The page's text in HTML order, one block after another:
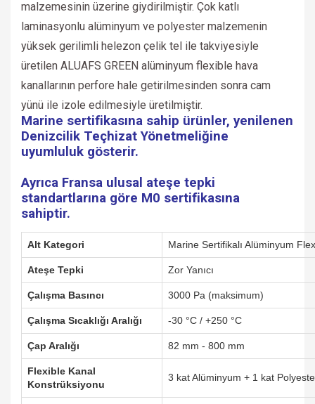
malzemesinin üzerine giydirilmiştir. Çok katlı
laminasyonlu alüminyum ve polyester malzemenin
yüksek gerilimli helezon çelik tel ile takviyesiyle
üretilen ALUAFS GREEN alüminyum flexible hava
kanallarının perfore hale getirilmesinden sonra cam
yünü ile izole edilmesiyle üretilmiştir.
Marine sertifikasına sahip ürünler, yenilenen
Denizcilik Teçhizat Yönetmeliğine
uyumluluk gösterir.
Ayrıca Fransa ulusal ateşe tepki
standartlarına göre M0 sertifikasına
sahiptir.
Alt Kategori Marine Sertifikalı Alüminyum
Ateşe Tepki Zor Yanıcı
Çalışma Basıncı 3000 Pa (maksimum)
Çalışma Sıcaklığı Aralığı -30 °C / +250 °C
Çap Aralığı 82 mm - 800 mm
Flexible Kanal
Konstrüksiyonu
3 kat Alüminyum + 1 kat